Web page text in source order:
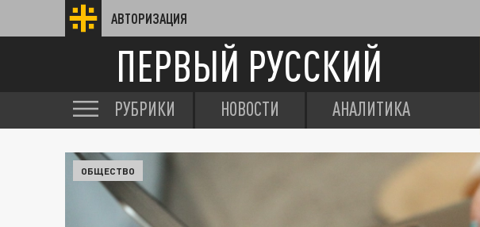
АВТОРИЗАЦИЯ
ПЕРВЫЙ РУССКИЙ
РУБРИКИ НОВОСТИ АНАЛИТИКА
ОБЩЕСТВО